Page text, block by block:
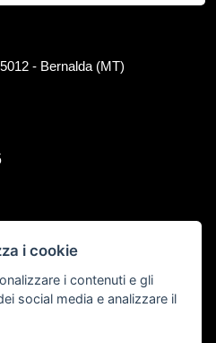
i cookie
i contenuti e gli
social media e analizzare il
- Bernalda (MT)
/ 15:30 - 19:00